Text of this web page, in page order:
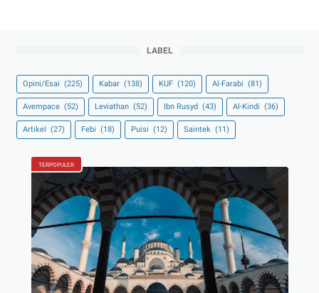
LABEL
Opini/Esai (225) Kabar (138) KUF (120) Al-Farabi (81)
Avempace (52) Leviathan (52) Ibn Rusyd (43) Al-Kindi (36)
Artikel (27) Febi (18) Puisi (12) Saintek (11)
TERPOPULER